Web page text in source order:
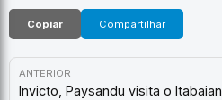
Copiar Compartilhar
ANTERIOR
Invicto, Paysandu visita o